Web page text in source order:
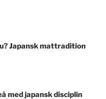
Japansk mattradition
med japansk disciplin